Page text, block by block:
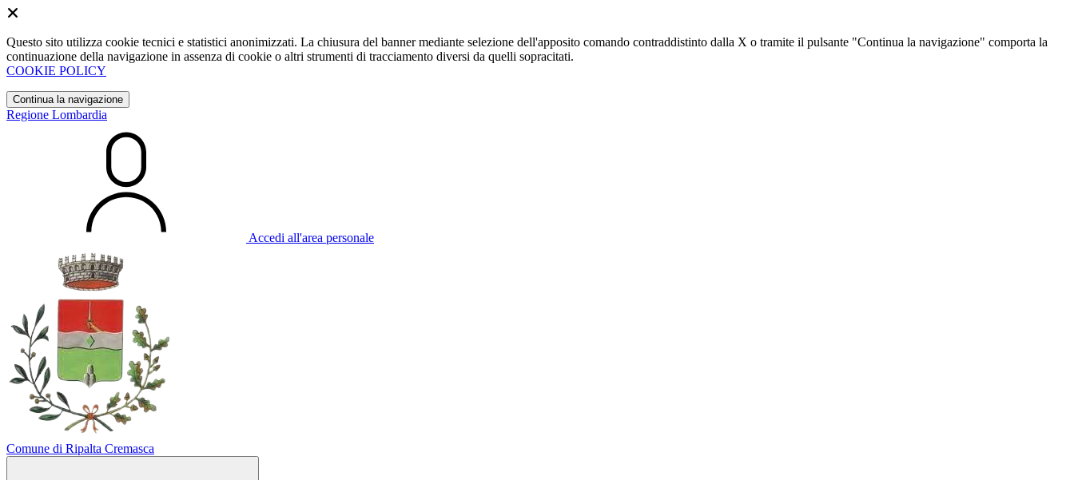
Questo sito utilizza cookie tecnici e statistici anonimizzati. La chiusura del banner mediante selezione dell'apposito comando contraddistinto dalla X o tramite il pulsante "Continua la navigazione" comporta la
continuazione della navigazione in assenza di cookie o altri strumenti di tracciamento diversi da quelli sopracitati.
COOKIE POLICY
Continua la navigazione
Regione Lombardia
Accedi all'area personale
Comune di Ripalta Cremasca